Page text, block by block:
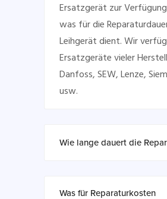
Ersatzgerät zur
was für die
Leihgerät dient. Wir
Ersatzgeräte vieler
Danfoss, SEW, Lenze,
usw.
Wie lange dauert die
Was für Reparaturkosten